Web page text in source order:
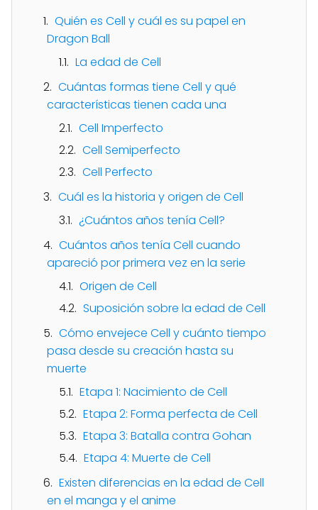
Quién es Cell y cuál es su papel en
Dragon Ball
La edad de Cell
Cuántas formas tiene Cell y qué
características tienen cada una
Cell Imperfecto
Cell Semiperfecto
Cell Perfecto
Cuál es la historia y origen de Cell
¿Cuántos años tenía Cell?
Cuántos años tenía Cell cuando
apareció por primera vez en la serie
Origen de Cell
Suposición sobre la edad de Cell
Cómo envejece Cell y cuánto tiempo
pasa desde su creación hasta su
muerte
Etapa 1: Nacimiento de Cell
Etapa 2: Forma perfecta de Cell
Etapa 3: Batalla contra Gohan
Etapa 4: Muerte de Cell
Existen diferencias en la edad de Cell
en el manga y el anime